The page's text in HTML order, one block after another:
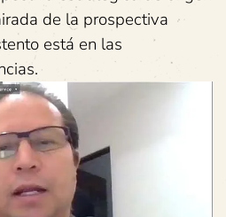
de la prospectiva
está en las